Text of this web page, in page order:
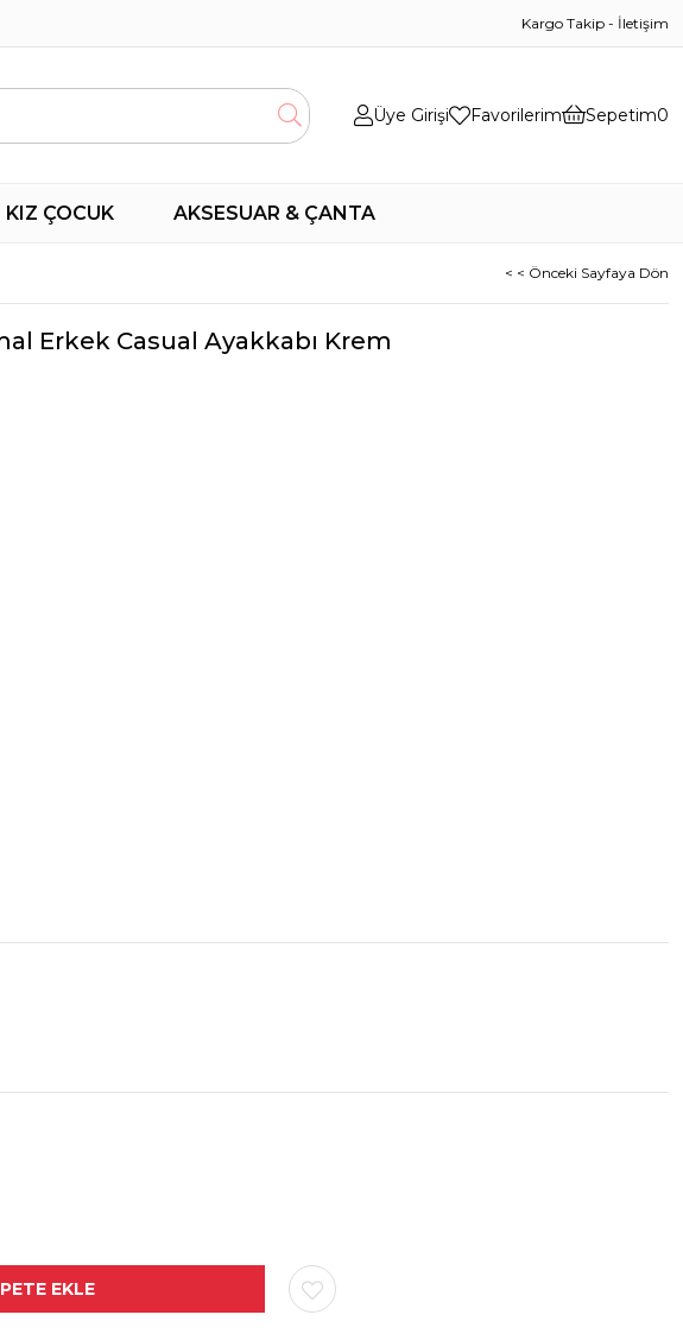
Kargo Takip - İletişim
Üye Girişi Favorilerim Sepetim0
KIZ ÇOCUK AKSESUAR & ÇANTA
< < Önceki Sayfaya Dön
Erkek Casual Ayakkabı Krem